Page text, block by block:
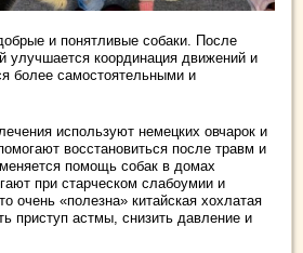
и понятливые собаки. После
улучшается координация движений и
более самостоятельными и
используют немецких овчарок и
восстановиться после травм и
помощь собак в домах
при старческом слабоумии и
очень «полезна» китайская хохлатая
приступ астмы, снизить давление и